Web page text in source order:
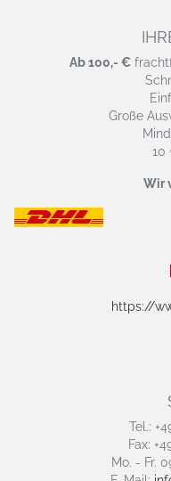
Ab 100,- €
Große
10
Wir
https://
Tel.:
Fax:
Mo. - Fr.